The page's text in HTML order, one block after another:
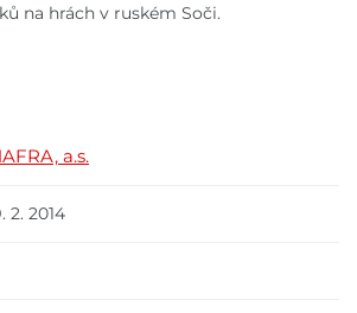
na hrách v ruském Soči.
a.s.
2. 2014